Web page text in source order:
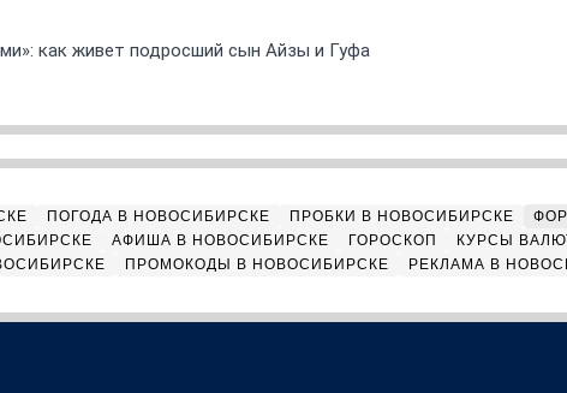
как живет подросший сын Айзы и Гуфа
ПОГОДА В НОВОСИБИРСКЕ ПРОБКИ В НОВОСИБИРСКЕ
АФИША В НОВОСИБИРСКЕ ГОРОСКОП
КУРСЫ
ПРОМОКОДЫ В НОВОСИБИРСКЕ РЕКЛАМА В